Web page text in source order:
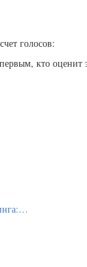
голосов:
кто оценит